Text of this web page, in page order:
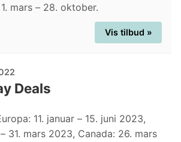
mars – 28. oktober.
Vis tilbud »
Deals
11. januar – 15. juni 2023,
– 31. mars 2023, Canada: 26. mars